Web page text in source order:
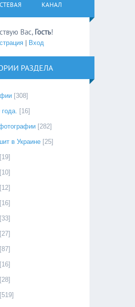
КАНАЛ
Вас, Гость!
| Вход
РАЗДЕЛА
[308]
года. [16]
[282]
в Украине [25]
[19]
[10]
[12]
[16]
[33]
[27]
[87]
[16]
[28]
[519]